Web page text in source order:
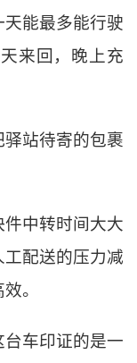
能最多能行驶
来回，晚上充
站待寄的包裹
中转时间大大
配送的压力减
。
车印证的是一